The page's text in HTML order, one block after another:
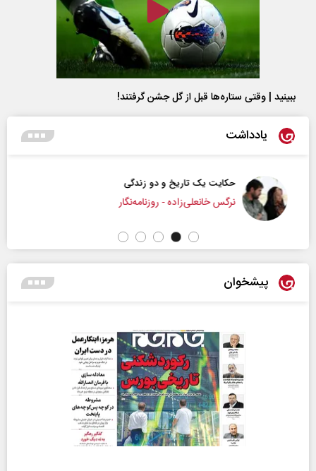
ببینید | وقتی ستاره‌ها قبل از گل جشن گرفتند!
یادداشت
حکایت یک تاریخ و دو زندگی
نرگس خانعلی‌زاده - روزنامه‌نگار
پیشخوان